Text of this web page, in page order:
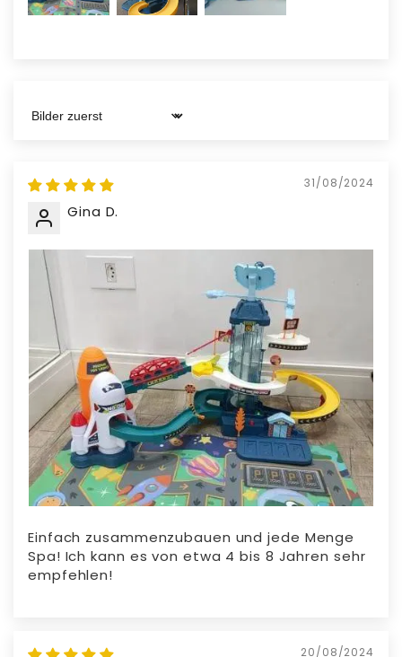
Sort by
31/08/2024
Gina D.
Einfach zusammenzubauen und jede Menge
Spa! Ich kann es von etwa 4 bis 8 Jahren sehr
empfehlen!
20/08/2024